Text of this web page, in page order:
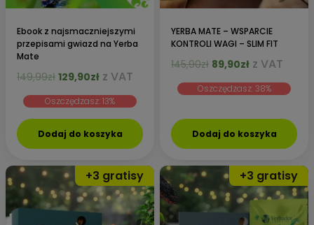
Ebook z najsmaczniejszymi
przepisami gwiazd na Yerba
Mate
149,99zł Pierwotna
wynosiła:
149,99zł.
129,90złAktualna
wynosi:
129,90zł.
z VAT
Oszczędzasz: 13%
Dodaj do koszyka
YERBA MATE – WSPARCIE
KONTROLI WAGI – SLIM FIT
145,90zł Pierwotna
wynosiła:
89,90złAktualna
wynosi:
z VAT
Oszczędzasz: 38%
Dodaj do koszyka